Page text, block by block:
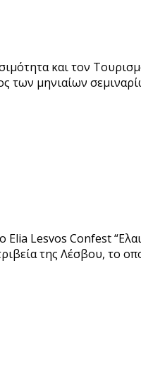
και τον
μηνιαίων
Lesvos Confest
της Λέσβου, το